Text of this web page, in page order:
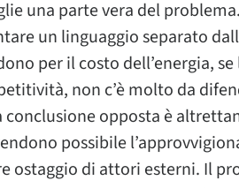
una parte vera del
un linguaggio separato
per il costo dell’energia,
non c’è molto da
conclusione opposta è
possibile
ostaggio di attori esterni. Il